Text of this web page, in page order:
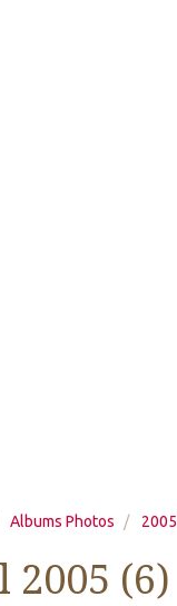
Albums Photos 2005
2005 (6)